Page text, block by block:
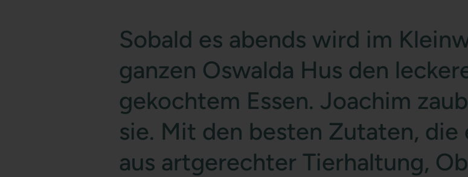
Sobald es abends wird im
ganzen Oswalda Hus den
gekochtem Essen. Joachim
sie. Mit den besten Zutaten, die
aus artgerechter Tierhaltung,